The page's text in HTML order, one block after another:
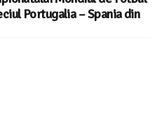
Portugalia – Spania din